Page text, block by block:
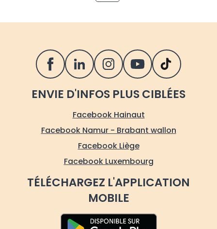
SUIVEZ LE FOREM SUR LES RÉSEAUX
ENVIE D'INFOS PLUS CIBLÉES
Facebook Hainaut
Facebook Namur - Brabant wallon
Facebook Liège
Facebook Luxembourg
TÉLÉCHARGEZ L'APPLICATION
MOBILE